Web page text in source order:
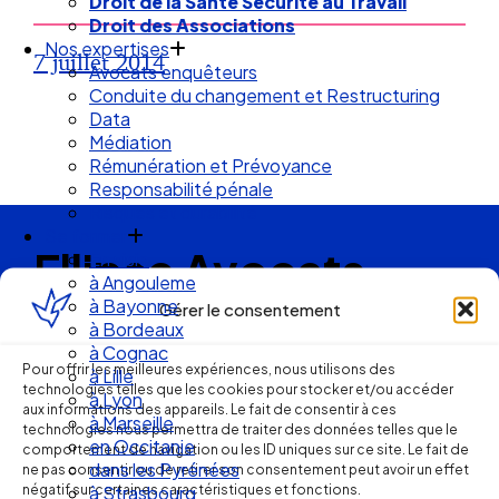
Gérer le consentement
Pour offrir les meilleures expériences, nous utilisons des
technologies telles que les cookies pour stocker et/ou accéder
aux informations des appareils. Le fait de consentir à ces
technologies nous permettra de traiter des données telles que le
comportement de navigation ou les ID uniques sur ce site. Le fait de
ne pas consentir ou de retirer son consentement peut avoir un effet
négatif sur certaines caractéristiques et fonctions.
Droit des Associations
Nos expertises
Avocats enquêteurs
Conduite du changement et Restructuring
Data
Médiation
Rémunération et Prévoyance
Responsabilité pénale
Risques et durabilité
En visio
à Angouleme
à Bayonne
à Bordeaux
à Cognac
à Lille
à Lyon
à Marseille
en Occitanie
dans les Pyrénées
à Strasbourg
7 juillet 2014
Ellipse Avocats
Réseau
de cabinets
d’avocats